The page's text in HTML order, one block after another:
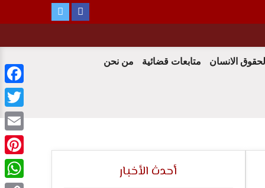
الانسان متابعات قضائية من نحن
أحدث الأخبار
Email